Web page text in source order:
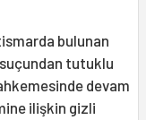
bulunan
tutuklu
devam
ilişkin gizli